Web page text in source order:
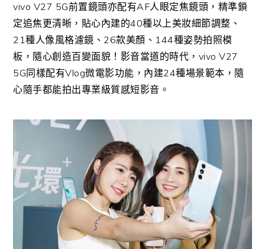
vivo V27 5G前置鏡頭亦配有AF人眼定焦鏡頭，精準鎖
定追焦更清晰，貼心內建的40種以上美妝細節調整、
21種人像風格濾鏡、26款美顏、144種姿勢拍照模
板，隨心創造百變面貌！影音當道的時代，vivo V27
5G同樣配有Vlog微電影功能，內建24種場景範本，隨
心隨手都能拍出專業級質感短影音。